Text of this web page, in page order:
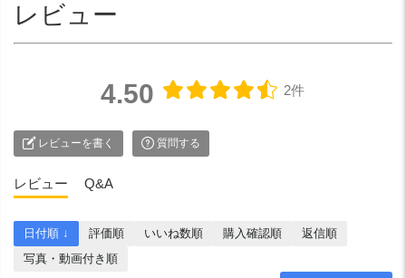
レビュー
4.50 2件
レビューを書く 質問する
レビュー Q&A
日付順 ↓ 評価順 いいね数順 購入確認順
返信順
写真・動画付き順